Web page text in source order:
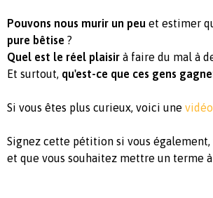
Pouvons nous murir un peu et estimer
pure bêtise ?
Quel est le réel plaisir à faire du mal à
Et surtout, qu'est-ce que ces gens
Si vous êtes plus curieux, voici une vidéo
Signez cette pétition si vous
et que vous souhaitez mettre un terme